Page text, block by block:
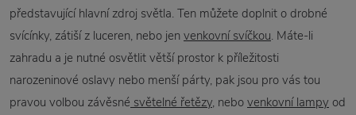
představující hlavní zdroj světla. Ten můžete doplnit o drobné
svícínky, zátiší z luceren, nebo jen venkovní svíčkou. Máte-li
zahradu a je nutné osvětlit větší prostor k příležitosti
narozeninové oslavy nebo menší párty, pak jsou pro vás tou
pravou volbou závěsné světelné řetězy, nebo venkovní lampy od